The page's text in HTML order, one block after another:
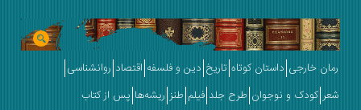
خارجی داستان کوتاه تاریخ دین و فلسفه اقتصاد روانشناسی
کودک و نوجوان طرح جلد فیلم طنز ریشه‌ها پس از کتاب